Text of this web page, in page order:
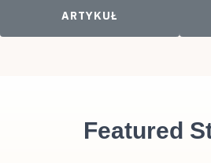
ARTYKUŁ
Featured